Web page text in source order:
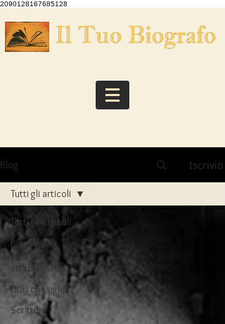
2090128167685128
Blog Iscriviti
Tutti gli articoli
Biografie di
persone
straordinarie
Libri consigliati
Scrittura
Tutti gli articoli